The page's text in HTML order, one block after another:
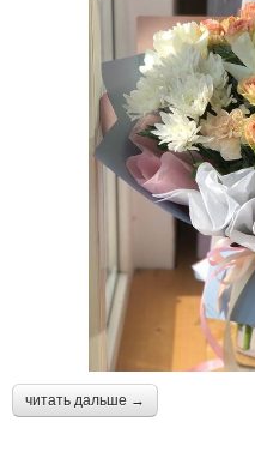
читать дальше →